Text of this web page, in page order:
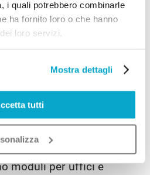
i quali potrebbero combinarle
ha fornito loro o che hanno
loro servizi.
Mostra dettagli
tutti
di fattibilità e
business plan
è rivolta a
meno di dodici mesi
la visibilità delle
moduli per uffici e